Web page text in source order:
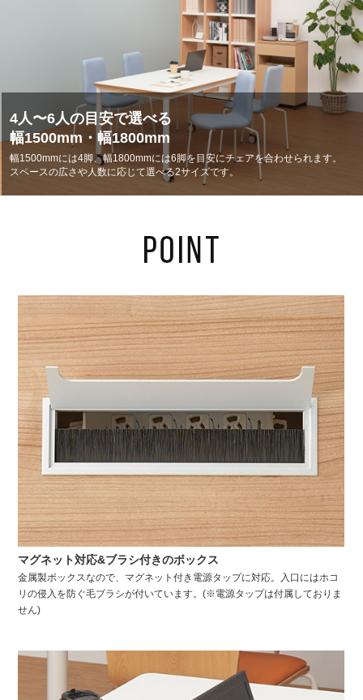
4人〜6人の目安で選べる
幅1500mm・幅1800mm
幅1500mmには4脚、幅1800mmには6脚を目安にチェアを合わせられます。
スペースの広さや人数に応じて選べる2サイズです。
マグネット対応&ブラシ付きのボックス
金属製ボックスなので、マグネット付き電源タップに対応。入口にはホコ
リの侵入を防ぐ毛ブラシが付いています。(※電源タップは付属しておりま
せん)